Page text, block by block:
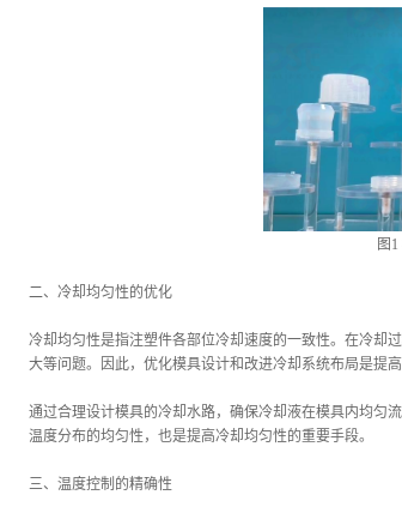
图
二、冷却均匀性的优化
冷却均匀性是指注塑件各部位冷却速度的一致性。在冷却
大等问题。因此，优化模具设计和改进冷却系统布局是提高
通过合理设计模具的冷却水路，确保冷却液在模具内均匀
温度分布的均匀性，也是提高冷却均匀性的重要手段。
三、温度控制的精确性